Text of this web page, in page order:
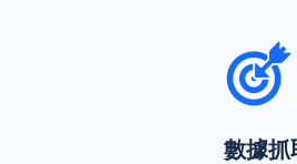
數據抓